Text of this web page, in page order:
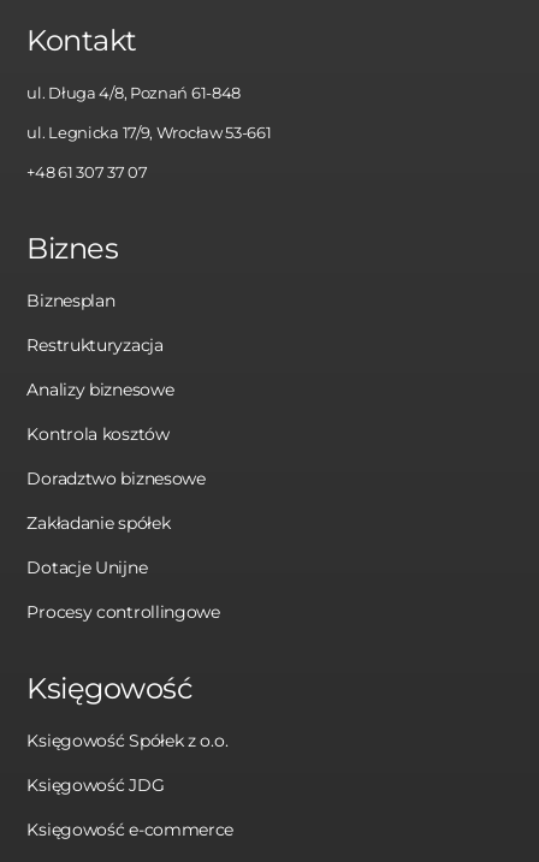
Kontakt
ul. Długa 4/8, Poznań 61-848
ul. Legnicka 17/9, Wrocław 53-661
+48 61 307 37 07
Biznes
Biznesplan
Restrukturyzacja
Analizy biznesowe
Kontrola kosztów
Doradztwo biznesowe
Zakładanie spółek
Dotacje Unijne
Procesy controllingowe
Księgowość
Księgowość Spółek z o.o.
Księgowość JDG
Księgowość e-commerce